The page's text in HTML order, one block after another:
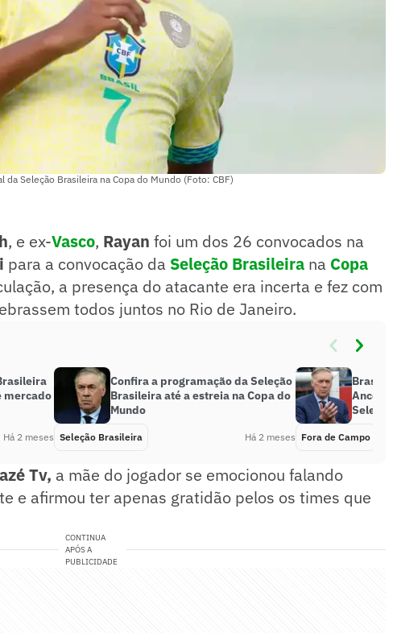
Seleção Brasileira na Copa do Mundo (Foto: CBF)
, e ex-Vasco, Rayan foi um dos 26 convocados na
para a convocação da Seleção Brasileira na Copa
a presença do atacante era incerta e fez com
todos juntos no Rio de Janeiro.
mercado
Há 2 meses
Confira a programação da Seleção
Brasileira até a estreia na Copa do
Mundo
Seleção Brasileira Há 2 meses
Seleção
Fora de Campo
Tv, a mãe do jogador se emocionou falando
e afirmou ter apenas gratidão pelos os times que
CONTINUA
APÓS A
PUBLICIDADE